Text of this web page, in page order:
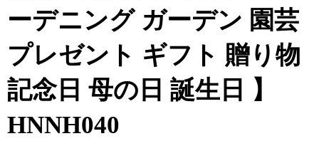
ーデニング ガーデン 園芸
プレゼント ギフト 贈り物
記念日 母の日 誕生日 】
HNNH040